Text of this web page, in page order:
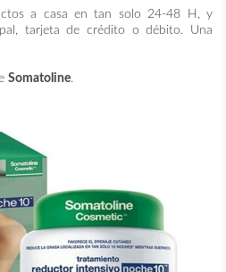
a casa en tan solo 24-48 H, y
tarjeta de crédito o débito. Una
Somatoline.